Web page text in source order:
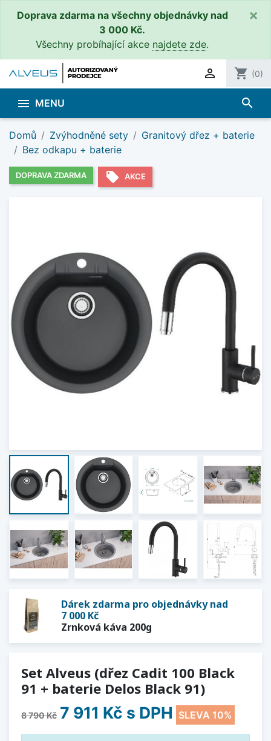
Doprava zdarma na všechny objednávky nad
3 000 Kč.
Všechny probíhající akce najdete zde.
×
 shopping_cart (0)
 MENU search
Domů Zvýhodněné sety
Granitový dřez + baterie
Bez odkapu + baterie
DOPRAVA ZDARMA local_offer AKCE
Dárek zdarma pro objednávky nad
7 000 Kč
Zrnková káva 200g
Set Alveus (dřez Cadit 100 Black
91 + baterie Delos Black 91)
8 790 Kč 7 911 Kč s DPH SLEVA 10%